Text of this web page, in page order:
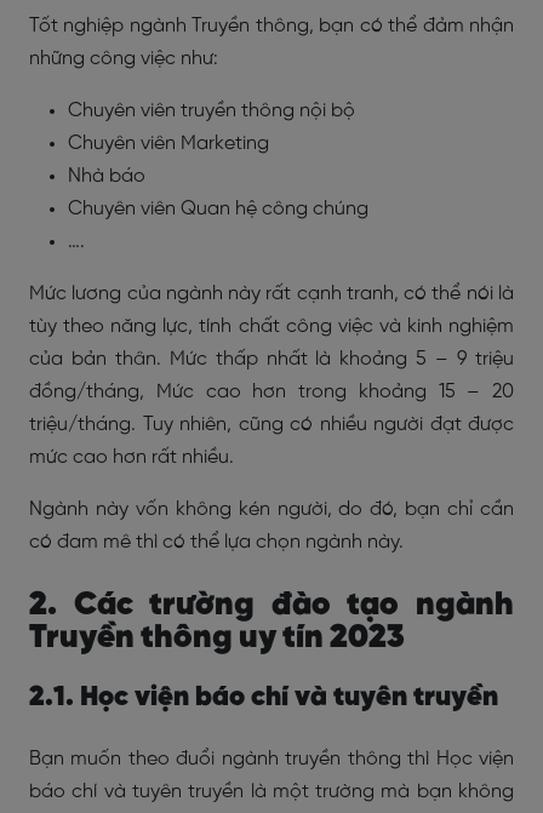
Tốt nghiệp ngành Truyền thông, bạn có thể đảm nhận
những công việc như:
Chuyên viên truyền thông nội bộ
Chuyên viên Marketing
Nhà báo
Chuyên viên Quan hệ công chúng
….
Mức lương của ngành này rất cạnh tranh, có thể nói là
tùy theo năng lực, tính chất công việc và kinh nghiệm
của bản thân. Mức thấp nhất là khoảng 5 – 9 triệu
đồng/tháng, Mức cao hơn trong khoảng 15 – 20
triệu/tháng. Tuy nhiên, cũng có nhiều người đạt được
mức cao hơn rất nhiều.
Ngành này vốn không kén người, do đó, bạn chỉ cần
có đam mê thì có thể lựa chọn ngành này.
2. Các trường đào tạo ngành
Truyền thông uy tín 2023
2.1. Học viện báo chí và tuyên truyền
Bạn muốn theo đuổi ngành truyền thông thì Học viện
báo chí và tuyên truyền là một trường mà bạn không